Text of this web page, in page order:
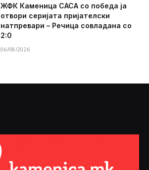
ЖФК Каменица САСА со победа ја
отвори серијата пријателски
натпревари – Речица совладана со
2:0
06/08/2026